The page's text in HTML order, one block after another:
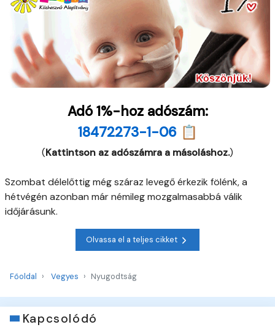
Adó 1%-hoz adószám:
18472273-1-06 📋
(Kattintson az adószámra a másoláshoz.)
Szombat délelőttig még száraz levegő érkezik fölénk, a
hétvégén azonban már némileg mozgalmasabbá válik
időjárásunk.
Olvassa el a teljes cikket
Főoldal Vegyes Nyugodtság
Kapcsolódó